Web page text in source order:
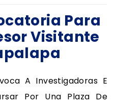
Para
Visitante
A Investigadoras E
Por Una Plaza De